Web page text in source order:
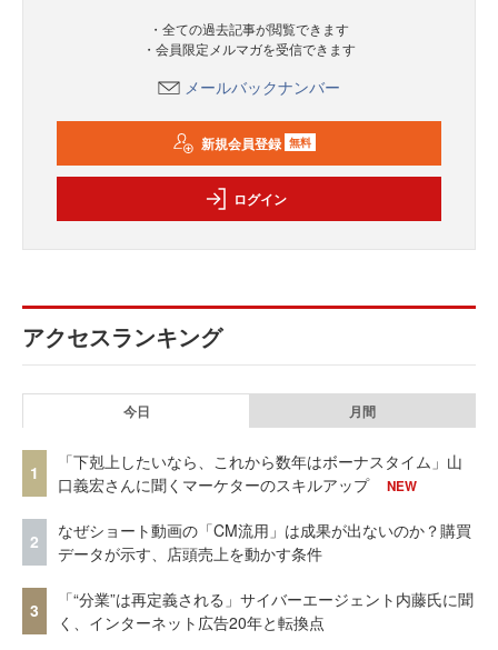
・全ての過去記事が閲覧できます
・会員限定メルマガを受信できます
メールバックナンバー
新規会員登録 無料
ログイン
アクセスランキング
今日 月間
1
「下剋上したいなら、これから数年はボーナスタイム」山
口義宏さんに聞くマーケターのスキルアップ
NEW
2
なぜショート動画の「CM流用」は成果が出ないのか？購買
データが示す、店頭売上を動かす条件
3
「“分業”は再定義される」サイバーエージェント内藤氏に聞
く、インターネット広告20年と転換点